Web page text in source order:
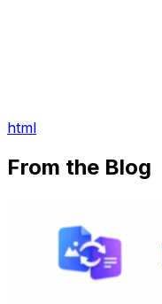
html
From the Blog